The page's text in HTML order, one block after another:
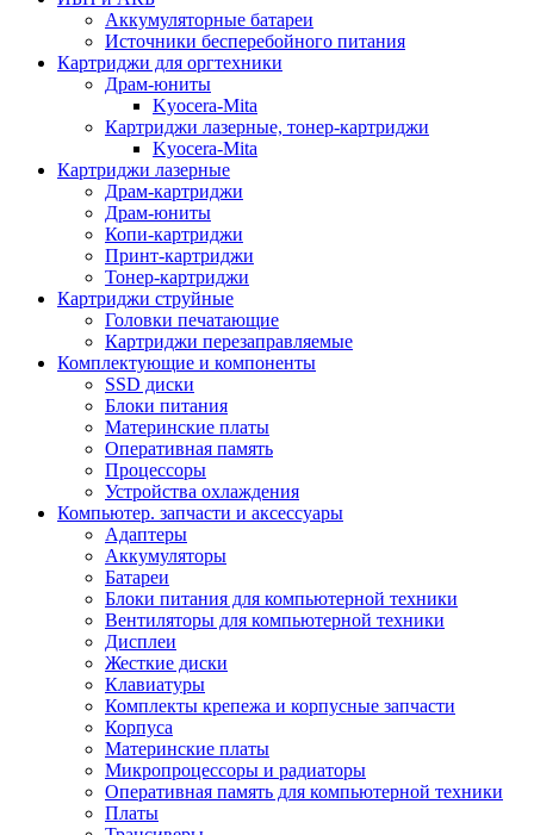
Аккумуляторные батареи
Источники бесперебойного питания
Картриджи для оргтехники
Драм-юниты
Kyocera-Mita
Картриджи лазерные, тонер-картриджи
Kyocera-Mita
Картриджи лазерные
Драм-картриджи
Драм-юниты
Копи-картриджи
Принт-картриджи
Тонер-картриджи
Картриджи струйные
Головки печатающие
Картриджи перезаправляемые
Комплектующие и компоненты
SSD диски
Блоки питания
Материнские платы
Оперативная память
Процессоры
Устройства охлаждения
Компьютер. запчасти и аксессуары
Адаптеры
Аккумуляторы
Батареи
Блоки питания для компьютерной техники
Вентиляторы для компьютерной техники
Дисплеи
Жесткие диски
Клавиатуры
Комплекты крепежа и корпусные запчасти
Корпуса
Материнские платы
Микропроцессоры и радиаторы
Оперативная память для компьютерной техники
Платы